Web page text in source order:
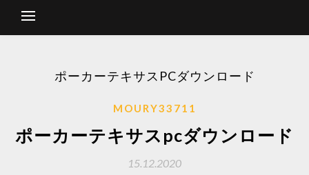
ポーカーテキサスPCダウンロード
MOURY33711
ポーカーテキサスpcダウンロード
15.12.2020